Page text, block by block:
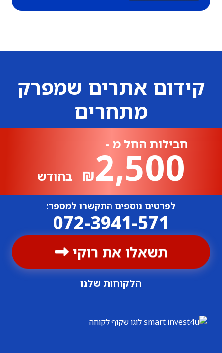
קידום אתרים שמפרק
מתחרים
חבילות החל מ -
₪2,500 בחודש
לפרטים נוספים התקשרו למספר:
072-3941-571
תשאלו את רוקי
הלקוחות שלנו